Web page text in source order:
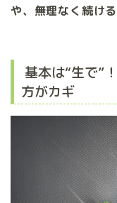
や、無理なく続け
基本は“生で”
方がカギ